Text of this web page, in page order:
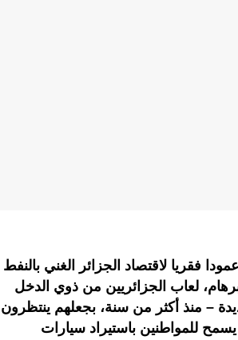
فقريا لاقتصاد الجزائر الغني بالنفط
لعاب الجزائريين من ذوي الدخل
– منذ أكثر من سنة، بجعلهم ينتظرون
للمواطنين باستيراد سيارات